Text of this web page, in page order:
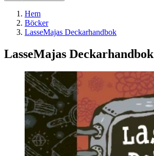
Hem
Böcker
LasseMajas Deckarhandbok
LasseMajas Deckarhandbok